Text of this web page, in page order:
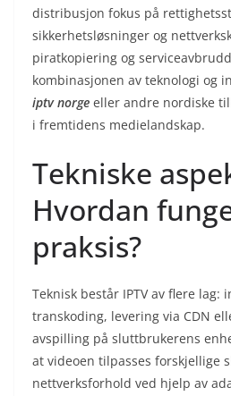
distribusjon fokus på
sikkerhetsløsninger og
piratkopiering og
kombinasjonen av teknologi og
iptv norge eller andre nordiske
i fremtidens medielandskap.
Tekniske
Hvordan
praksis?
Teknisk består IPTV av flere
transkoding, levering via CDN
avspilling på sluttbrukerens
at videoen tilpasses forskjellige
nettverksforhold ved hjelp av